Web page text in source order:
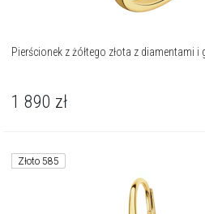
Pierścionek z żółtego złota z diamentami
1 890 zł
Złoto 585